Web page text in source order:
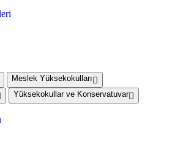
Meslek Yüksekokulları
Yüksekokullar ve Konservatuvar